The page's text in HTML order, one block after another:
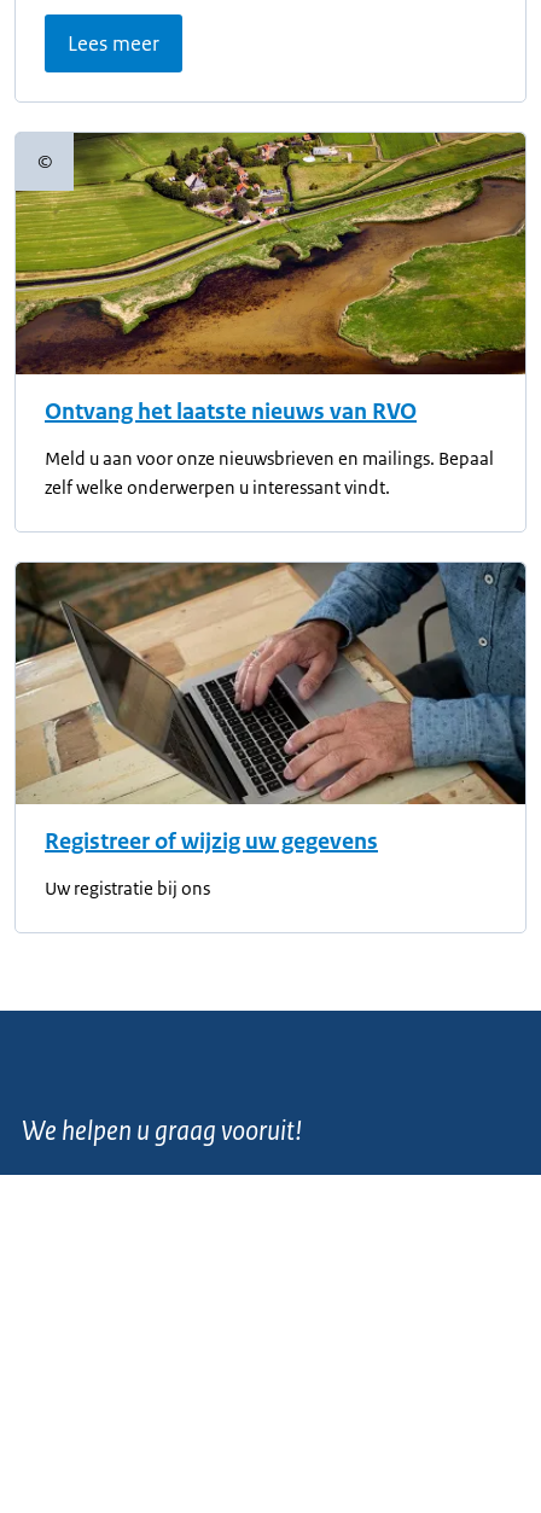
Lees meer
©Copyrightinformatie
Ontvang het laatste nieuws van RVO
Meld u aan voor onze nieuwsbrieven en mailings. Bepaal
zelf welke onderwerpen u interessant vindt.
Registreer of wijzig uw gegevens
Uw registratie bij ons
We helpen u graag vooruit!